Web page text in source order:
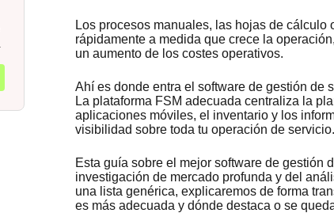
Los procesos manuales, las hojas de
rápidamente a medida que crece la
un aumento de los costes operativos.
Ahí es donde entra el software de gestión de
La plataforma FSM adecuada centraliza la
aplicaciones móviles, el inventario y los
visibilidad sobre toda tu operación de servicio.
Esta guía sobre el mejor software de gestión
investigación de mercado profunda y del
una lista genérica, explicaremos de forma
es más adecuada y dónde destaca o se